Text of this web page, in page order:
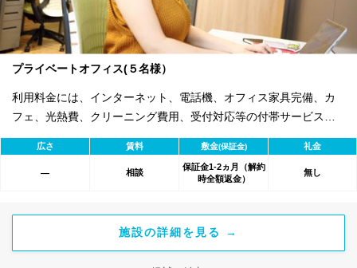
プライベートオフィス(５名様）
利用料金には、インターネット、電話機、オフィス家具完備、カ
フェ、光熱費、クリーニング費用、受付対応等の付帯サービスす
べて含まれ、追加料金不要です。 また適宜キャンペーン、契約期
間による割引特典あります。
広さ 賃料 敷金(保証金) 礼金
― 相談
保証金1-2ヵ月（解約
時全額返金）
無し
施設の詳細を見る →